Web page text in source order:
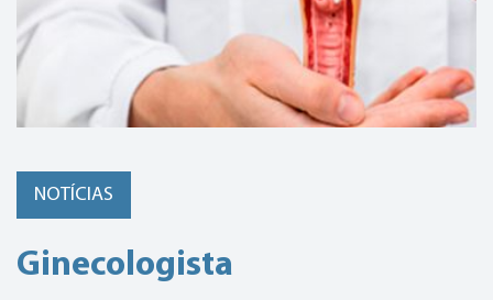
NOTÍCIAS
Ginecologista